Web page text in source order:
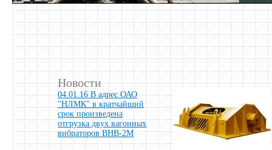
Новости
04.01.16 В адрес ОАО
"НЛМК" в кратчайший
срок произведена
отгрузка двух вагонных
вибраторов ВНВ-2М